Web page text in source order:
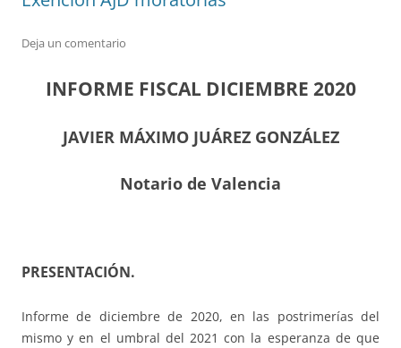
Deja un comentario
INFORME FISCAL DICIEMBRE 2020
JAVIER MÁXIMO JUÁREZ GONZÁLEZ
Notario de Valencia
PRESENTACIÓN.
Informe de diciembre de 2020, en las postrimerías del
mismo y en el umbral del 2021 con la esperanza de que